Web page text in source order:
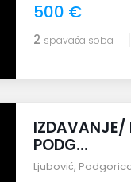
500 €
2 spavaća soba
IZDAVANJE/
PODG...
Ljubović,